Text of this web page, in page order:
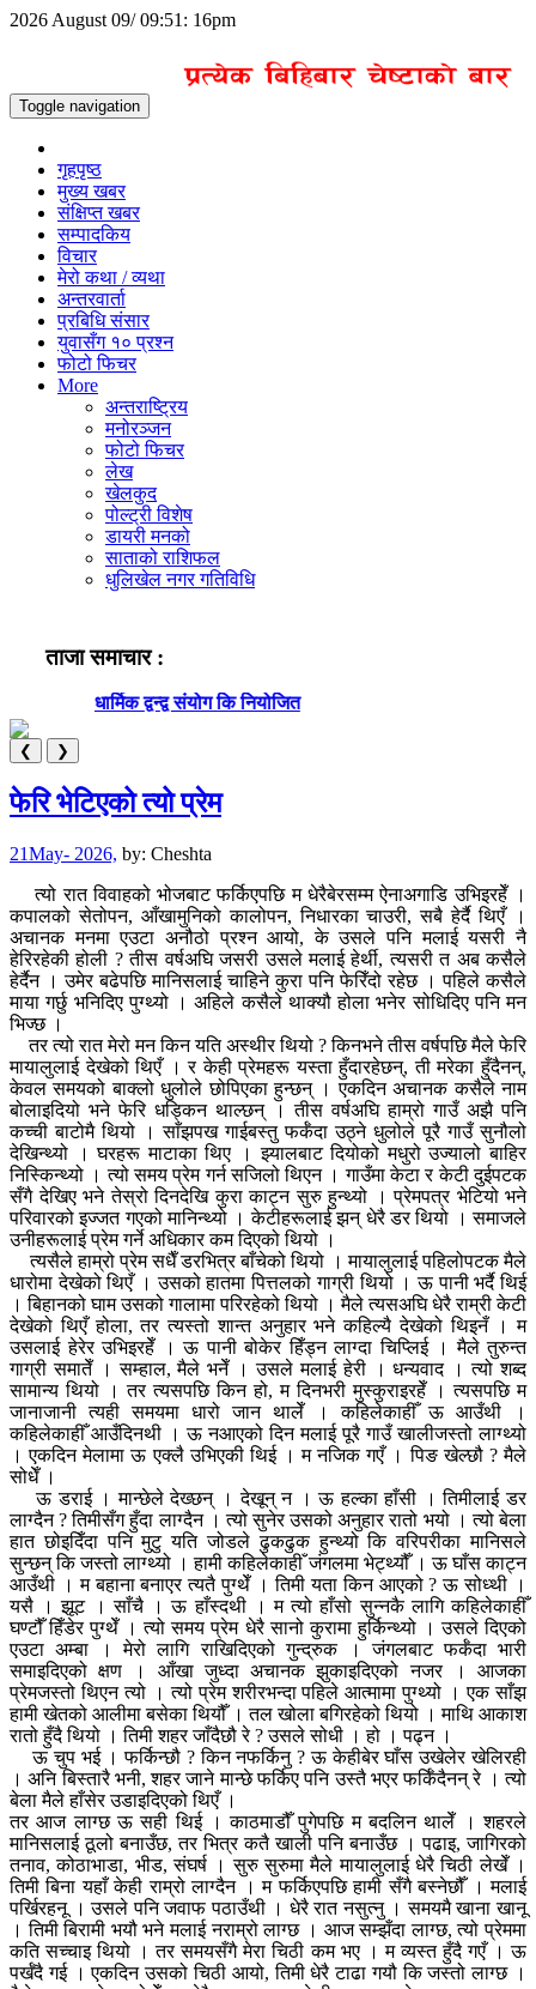
2026 August 09/ 09:51: 16pm
Toggle navigation
गृहपृष्ठ
मुख्य खबर
संक्षिप्त खबर
सम्पादकिय
विचार
मेरो कथा / व्यथा
अन्तरवार्ता
प्रबिधि संसार
युवासँग १० प्रश्न
फोटो फिचर
More
अन्तराष्ट्रिय
मनोरञ्जन
फोटो फिचर
लेख
खेलकुद
पोल्ट्री विशेष
डायरी मनको
साताको राशिफल
धुलिखेल नगर गतिविधि
ताजा समाचार :
धार्मिक द्वन्द्व संयोग कि नियोजित
❮ ❯
फेरि भेटिएको त्यो प्रेम
21May- 2026, by: Cheshta
त्यो रात विवाहको भोजबाट फर्किएपछि म धेरैबेरसम्म ऐनाअगाडि उभिइरहेँ ।
कपालको सेतोपन, आँखामुनिको कालोपन, निधारका चाउरी, सबै हेर्दै थिएँ ।
अचानक मनमा एउटा अनौठो प्रश्न आयो, के उसले पनि मलाई यसरी नै
हेरिरहेकी होली ? तीस वर्षअघि जसरी उसले मलाई हेर्थी, त्यसरी त अब कसैले
हेर्दैन । उमेर बढेपछि मानिसलाई चाहिने कुरा पनि फेरिँदो रहेछ । पहिले कसैले
माया गर्छु भनिदिए पुग्थ्यो । अहिले कसैले थाक्यौ होला भनेर सोधिदिए पनि मन
भिज्छ ।
तर त्यो रात मेरो मन किन यति अस्थीर थियो ? किनभने तीस वर्षपछि मैले फेरि
मायालुलाई देखेको थिएँ । र केही प्रेमहरू यस्ता हुँदारहेछन्, ती मरेका हुँदैनन्,
केवल समयको बाक्लो धुलोले छोपिएका हुन्छन् । एकदिन अचानक कसैले नाम
बोलाइदियो भने फेरि धड्किन थाल्छन् । तीस वर्षअघि हाम्रो गाउँ अझै पनि
कच्ची बाटोमै थियो । साँझपख गाईबस्तु फर्कँदा उठ्ने धुलोले पूरै गाउँ सुनौलो
देखिन्थ्यो । घरहरू माटाका थिए । झ्यालबाट दियोको मधुरो उज्यालो बाहिर
निस्किन्थ्यो । त्यो समय प्रेम गर्न सजिलो थिएन । गाउँमा केटा र केटी दुईपटक
सँगै देखिए भने तेस्रो दिनदेखि कुरा काट्न सुरु हुन्थ्यो । प्रेमपत्र भेटियो भने
परिवारको इज्जत गएको मानिन्थ्यो । केटीहरूलाई झन् धेरै डर थियो । समाजले
उनीहरूलाई प्रेम गर्ने अधिकार कम दिएको थियो ।
त्यसैले हाम्रो प्रेम सधैँ डरभित्र बाँचेको थियो । मायालुलाई पहिलोपटक मैले
धारोमा देखेको थिएँ । उसको हातमा पित्तलको गाग्री थियो । ऊ पानी भर्दै थिई
। बिहानको घाम उसको गालामा परिरहेको थियो । मैले त्यसअघि धेरै राम्री केटी
देखेको थिएँ होला, तर त्यस्तो शान्त अनुहार भने कहिल्यै देखेको थिइनँ । म
उसलाई हेरेर उभिइरहेँ । ऊ पानी बोकेर हिँड्न लाग्दा चिप्लिई । मैले तुरुन्त
गाग्री समातेँ । सम्हाल, मैले भनेँ । उसले मलाई हेरी । धन्यवाद । त्यो शब्द
सामान्य थियो । तर त्यसपछि किन हो, म दिनभरी मुस्कुराइरहेँ । त्यसपछि म
जानाजानी त्यही समयमा धारो जान थालेँ । कहिलेकाहीँ ऊ आउँथी ।
कहिलेकाहीँ आउँदिनथी । ऊ नआएको दिन मलाई पूरै गाउँ खालीजस्तो लाग्थ्यो
। एकदिन मेलामा ऊ एक्लै उभिएकी थिई । म नजिक गएँ । पिङ खेल्छौ ? मैले
सोधेँ ।
ऊ डराई । मान्छेले देख्छन् । देखून् न । ऊ हल्का हाँसी । तिमीलाई डर
लाग्दैन ? तिमीसँग हुँदा लाग्दैन । त्यो सुनेर उसको अनुहार रातो भयो । त्यो बेला
हात छोइदिँदा पनि मुटु यति जोडले ढुकढुक हुन्थ्यो कि वरिपरीका मानिसले
सुन्छन् कि जस्तो लाग्थ्यो । हामी कहिलेकाहीँ जंगलमा भेट्थ्यौँ । ऊ घाँस काट्न
आउँथी । म बहाना बनाएर त्यतै पुग्थेँ । तिमी यता किन आएको ? ऊ सोध्थी ।
यसै । झूट । साँचै । ऊ हाँस्दथी । म त्यो हाँसो सुन्नकै लागि कहिलेकाहीँ
घण्टौँ हिँडेर पुग्थेँ । त्यो समय प्रेम धेरै सानो कुरामा हुर्किन्थ्यो । उसले दिएको
एउटा अम्बा । मेरो लागि राखिदिएको गुन्द्रुक । जंगलबाट फर्कँदा भारी
समाइदिएको क्षण । आँखा जुध्दा अचानक झुकाइदिएको नजर । आजका
प्रेमजस्तो थिएन त्यो । त्यो प्रेम शरीरभन्दा पहिले आत्मामा पुग्थ्यो । एक साँझ
हामी खेतको आलीमा बसेका थियौँ । तल खोला बगिरहेको थियो । माथि आकाश
रातो हुँदै थियो । तिमी शहर जाँदैछौ रे ? उसले सोधी । हो । पढ्न ।
ऊ चुप भई । फर्किन्छौ ? किन नफर्किनु ? ऊ केहीबेर घाँस उखेलेर खेलिरही
। अनि बिस्तारै भनी, शहर जाने मान्छे फर्किए पनि उस्तै भएर फर्किँदैनन् रे । त्यो
बेला मैले हाँसेर उडाइदिएको थिएँ ।
तर आज लाग्छ ऊ सही थिई । काठमाडौँ पुगेपछि म बदलिन थालेँ । शहरले
मानिसलाई ठूलो बनाउँछ, तर भित्र कतै खाली पनि बनाउँछ । पढाइ, जागिरको
तनाव, कोठाभाडा, भीड, संघर्ष । सुरु सुरुमा मैले मायालुलाई धेरै चिठी लेखेँ ।
तिमी बिना यहाँ केही राम्रो लाग्दैन । म फर्किएपछि हामी सँगै बस्नेछौँ । मलाई
पर्खिरहनू । उसले पनि जवाफ पठाउँथी । धेरै रात नसुत्नु । समयमै खाना खानू
। तिमी बिरामी भयौ भने मलाई नराम्रो लाग्छ । आज सम्झँदा लाग्छ, त्यो प्रेममा
कति सच्चाइ थियो । तर समयसँगै मेरा चिठी कम भए । म व्यस्त हुँदै गएँ । ऊ
पर्खँदै गई । एकदिन उसको चिठी आयो, तिमी धेरै टाढा गयौ कि जस्तो लाग्छ ।